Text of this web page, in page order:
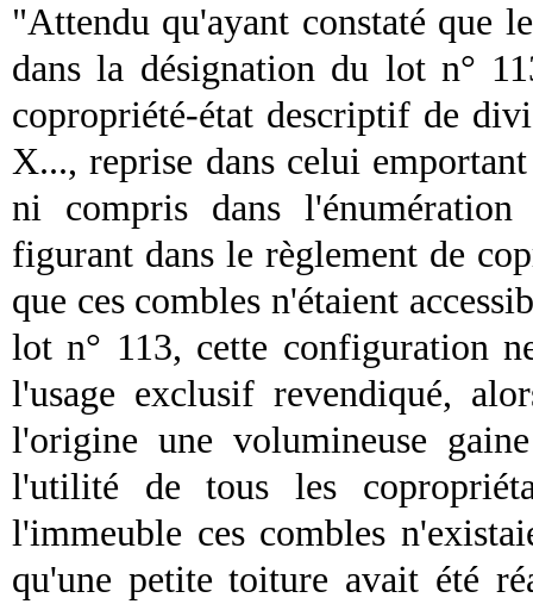
"Attendu qu'ayant constaté que
dans la désignation du lot n°
copropriété-état descriptif de
X..., reprise dans celui
ni compris dans
figurant dans le règlement de
que ces combles n'étaient
lot n° 113, cette configuration
l'usage exclusif revendiqué,
l'origine unevolumineuse gaine
l'utilité de tous les
l'immeuble ces combles
qu'une petite toiture avait été